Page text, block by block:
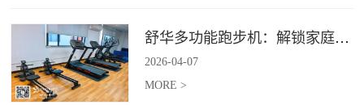
舒华多功能跑步机：解锁家庭健身新体验（体楷体育）
2026-04-07
MORE >